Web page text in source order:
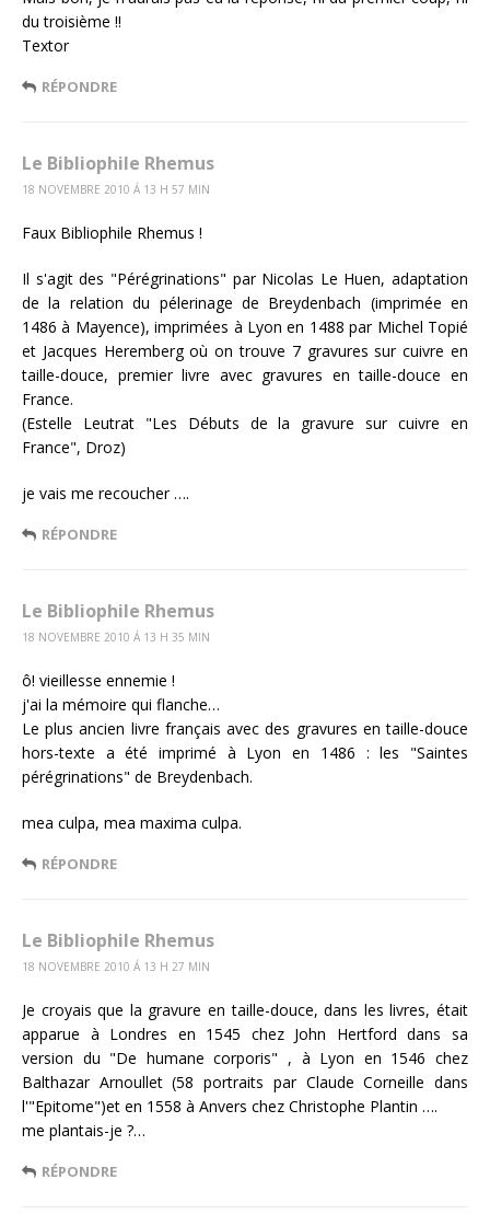
du troisième !!
Textor
RÉPONDRE
Le Bibliophile Rhemus
18 NOVEMBRE 2010 Á 13 H 57 MIN
Faux Bibliophile Rhemus !
Il s'agit des "Pérégrinations" par Nicolas Le Huen, adaptation
de la relation du pélerinage de Breydenbach (imprimée en
1486 à Mayence), imprimées à Lyon en 1488 par Michel Topié
et Jacques Heremberg où on trouve 7 gravures sur cuivre en
taille-douce, premier livre avec gravures en taille-douce en
France.
(Estelle Leutrat "Les Débuts de la gravure sur cuivre en
France", Droz)
je vais me recoucher ….
RÉPONDRE
Le Bibliophile Rhemus
18 NOVEMBRE 2010 Á 13 H 35 MIN
ô! vieillesse ennemie !
j'ai la mémoire qui flanche…
Le plus ancien livre français avec des gravures en taille-douce
hors-texte a été imprimé à Lyon en 1486 : les "Saintes
pérégrinations" de Breydenbach.
mea culpa, mea maxima culpa.
RÉPONDRE
Le Bibliophile Rhemus
18 NOVEMBRE 2010 Á 13 H 27 MIN
Je croyais que la gravure en taille-douce, dans les livres, était
apparue à Londres en 1545 chez John Hertford dans sa
version du "De humane corporis" , à Lyon en 1546 chez
Balthazar Arnoullet (58 portraits par Claude Corneille dans
l'"Epitome")et en 1558 à Anvers chez Christophe Plantin ….
me plantais-je ?…
RÉPONDRE